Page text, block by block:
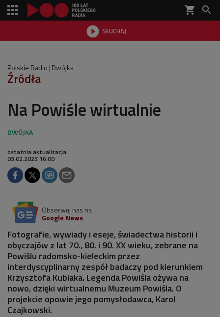
shopping_cart 
 SŁUCHAJ

Polskie Radio Dwójka
Źródła
Na Powiśle wirtualnie
ostatnia aktualizacja:
03.02.2023 16:00
Obserwuj nas na
Google News
Fotografie, wywiady i eseje, świadectwa historii i
obyczajów z lat 70., 80. i 90. XX wieku, zebrane na
Powiślu radomsko-kieleckim przez
interdyscyplinarny zespół badaczy pod kierunkiem
Krzysztofa Kubiaka. Legenda Powiśla ożywa na
nowo, dzięki wirtualnemu Muzeum Powiśla. O
projekcie opowie jego pomysłodawca, Karol
Czajkowski.